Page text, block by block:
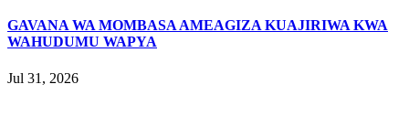
GAVANA WA MOMBASA AMEAGIZA KUAJIRIWA KWA
WAHUDUMU WAPYA
Jul 31, 2026